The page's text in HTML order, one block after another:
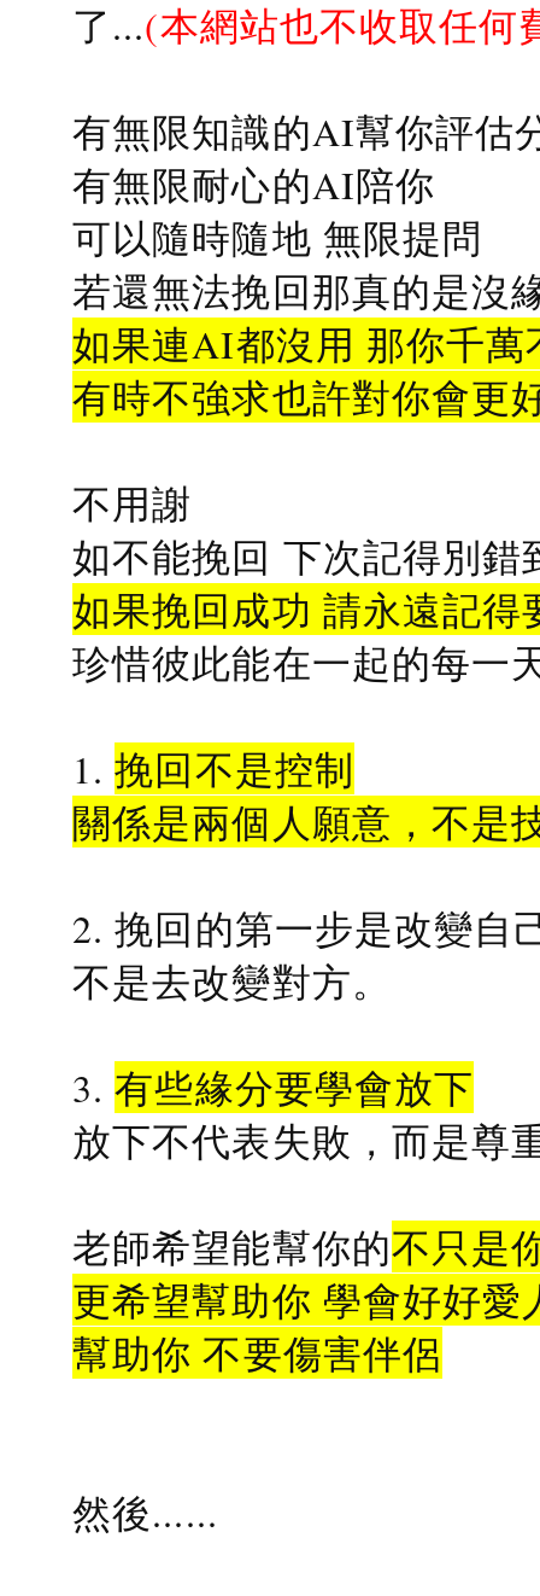
了...(本網站也不收取任何
有無限知識的AI幫你評估
有無限耐心的AI陪你
可以隨時隨地 無限提問
若還無法挽回那真的是沒
如果連AI都沒用 那你千
有時不強求也許對你會更
不用謝
如不能挽回 下次記得別錯
如果挽回成功 請永遠記得
珍惜彼此能在一起的每一
1.挽回不是控制
關係是兩個人願意，不是
2. 挽回的第一步是改變自
不是去改變對方。
3.有些緣分要學會放下
放下不代表失敗，而是尊
老師希望能幫你的不只是
更希望幫助你 學會好好愛
幫助你 不要傷害伴侶
然後......